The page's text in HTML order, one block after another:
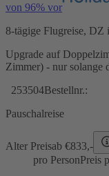
von 96% vor
8-tägige Flugreise,
Upgrade auf
Zimmer) - nur solange
253504Bestellnr.:
Pauschalreise
Alter Preisab €833,-
pro PersonPreis